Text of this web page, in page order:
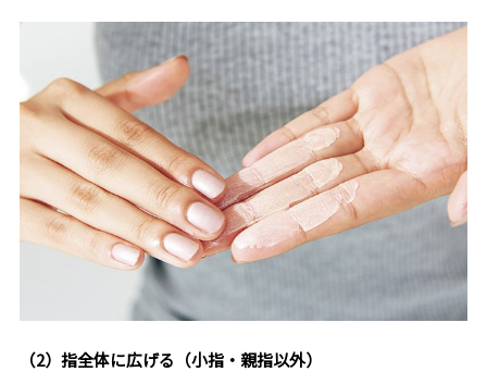
（2）指全体に広げる（小指・親指以外）